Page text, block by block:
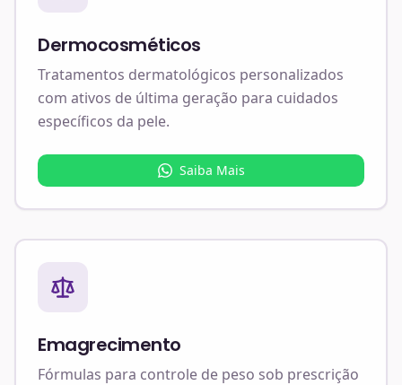
Dermocosméticos
Tratamentos dermatológicos personalizados
com ativos de última geração para cuidados
específicos da pele.
Saiba Mais
Emagrecimento
Fórmulas para controle de peso sob prescrição